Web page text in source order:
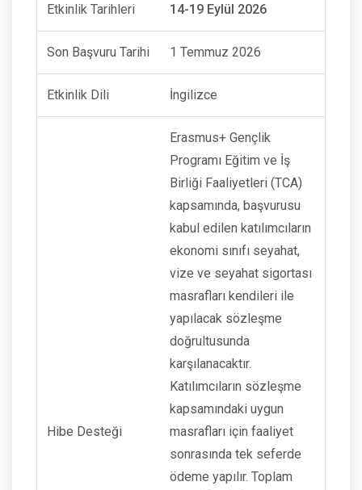
Etkinlik Tarihleri 14-19 Eylül 2026
Son Başvuru Tarihi 1 Temmuz 2026
Etkinlik Dili İngilizce
Hibe Desteği
Erasmus+ Gençlik
Programı Eğitim ve İş
Birliği Faaliyetleri (TCA)
kapsamında, başvurusu
kabul edilen katılımcıların
ekonomi sınıfı seyahat,
vize ve seyahat sigortası
masrafları kendileri ile
yapılacak sözleşme
doğrultusunda
karşılanacaktır.
Katılımcıların sözleşme
kapsamındaki uygun
masrafları için faaliyet
sonrasında tek seferde
ödeme yapılır. Toplam